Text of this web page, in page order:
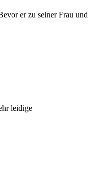
er zu seiner Frau und
leidige